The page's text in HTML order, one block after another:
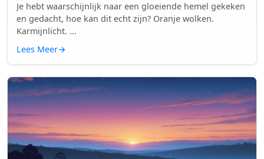
Je hebt waarschijnlijk naar een gloeiende hemel gekeken
en gedacht, hoe kan dit echt zijn? Oranje wolken.
Karmijnlicht. ...
Lees Meer→